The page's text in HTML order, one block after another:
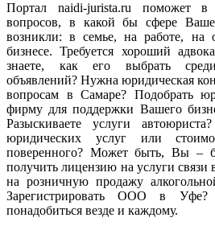
Портал naidi-jurista.ru поможет
вопросов, в какой бы сфере
возникли: в семье, на работе, на
бизнесе. Требуется хороший
знаете, как его выбрать
объявлений? Нужна юридическая
вопросам в Самаре? Подобрать
фирму для поддержки Вашего
Разыскиваете услуги
юридических услуг или
поверенного? Может быть, Вы –
получить лицензию на услуги
на розничную продажу
Зарегистрировать ООО в
понадобиться везде и каждому.